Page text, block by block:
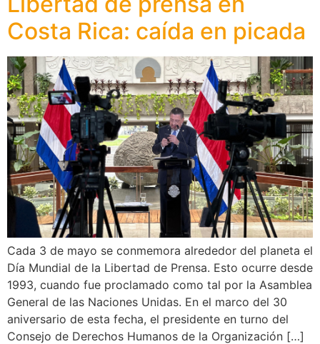
Costa Rica: caída en picada
Cada 3 de mayo se conmemora alrededor del planeta el
Día Mundial de la Libertad de Prensa. Esto ocurre desde
1993, cuando fue proclamado como tal por la Asamblea
General de las Naciones Unidas. En el marco del 30
aniversario de esta fecha, el presidente en turno del
Consejo de Derechos Humanos de la Organización […]